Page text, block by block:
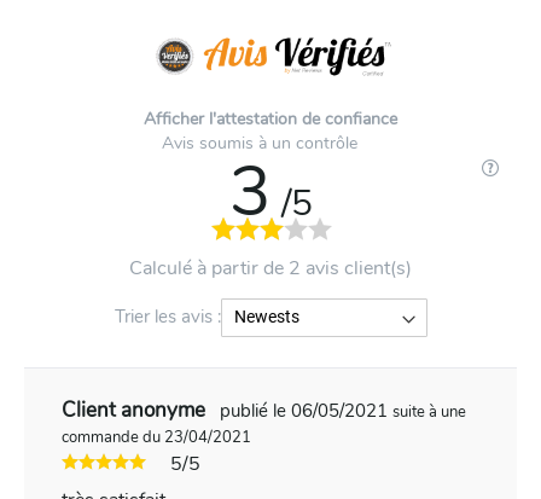
Afficher l'attestation de confiance
Avis soumis à un contrôle
3/5
Calculé à partir de 2 avis client(s)
Trier les avis :
Client anonyme publié le 06/05/2021 suite à une
commande du 23/04/2021
5/5